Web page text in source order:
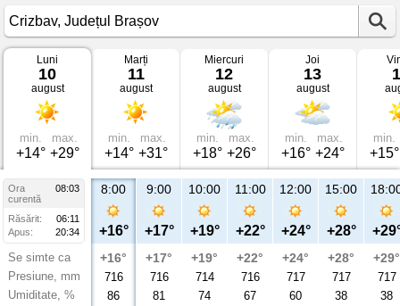
Vremea
Crizbav
Județul
Brașov
Luni
10
august
min.
+14°
max.
+29°
Marți
11
august
min.
+14°
max.
+31°
Miercuri
12
august
min.
+18°
max.
+26°
Joi
13
august
min.
+16°
max.
+24°
min.
+15°
Ora
08:03
curentă
Răsărit:
06:11
Apus:
20:34
Se simte ca
Presiune, mm
Umiditate, %
8:00
+16°
+16°
716
86
9:00
+17°
+17°
716
81
10:00
+19°
+19°
714
74
11:00
+22°
+22°
716
67
12:00
+24°
+24°
717
60
15:00
+28°
+28°
717
38
+29°
717
38